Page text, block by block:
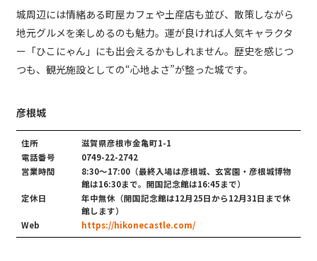
城周辺には情緒ある町屋カフェや土産店も並び、散策しながら
地元グルメを楽しめるのも魅力。運が良ければ人気キャラクタ
ー「ひこにゃん」にも出会えるかもしれません。歴史を感じつ
つも、観光施設としての“心地よさ”が整った城です。
彦根城
住所
滋賀県彦根市金亀町1-1
電話番号
0749-22-2742
営業時間
8:30～17:00（最終入場は彦根城、玄宮園・彦根城博物
館は16:30まで。開国記念館は16:45まで）
定休日
年中無休（開国記念館は12月25日から12月31日まで休
館します）
Web
https://hikonecastle.com/